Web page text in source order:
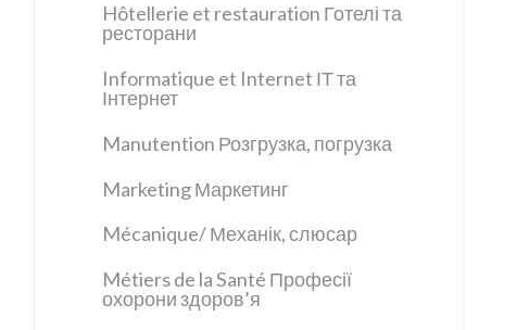
Hôtellerie et restauration Готелі та
ресторани
Informatique et Internet ІТ та
Інтернет
Manutention Розгрузка, погрузка
Marketing Маркетинг
Mécanique/ Механік, слюсар
Métiers de la Santé Професії
охорони здоров’я